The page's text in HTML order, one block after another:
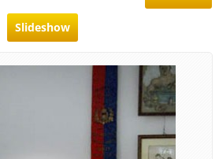
Slideshow